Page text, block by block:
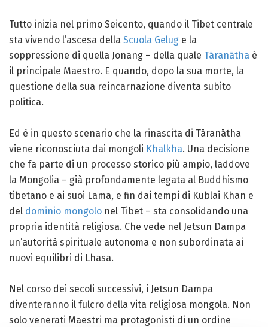
Tutto inizia nel primo Seicento, quando il Tibet centrale
sta vivendo l’ascesa della Scuola Gelug e la
soppressione di quella Jonang – della quale Tāranātha è
il principale Maestro. E quando, dopo la sua morte, la
questione della sua reincarnazione diventa subito
politica.
Ed è in questo scenario che la rinascita di Tāranātha
viene riconosciuta dai mongoli Khalkha. Una decisione
che fa parte di un processo storico più ampio, laddove
la Mongolia – già profondamente legata al Buddhismo
tibetano e ai suoi Lama, e fin dai tempi di Kublai Khan e
del dominio mongolo nel Tibet – sta consolidando una
propria identità religiosa. Che vede nel Jetsun Dampa
un’autorità spirituale autonoma e non subordinata ai
nuovi equilibri di Lhasa.
Nel corso dei secoli successivi, i Jetsun Dampa
diventeranno il fulcro della vita religiosa mongola. Non
solo venerati Maestri ma protagonisti di un ordine